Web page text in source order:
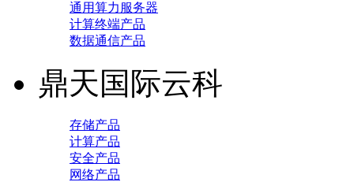
通用算力服务器
计算终端产品
数据通信产品
鼎天国际云科
存储产品
计算产品
安全产品
网络产品